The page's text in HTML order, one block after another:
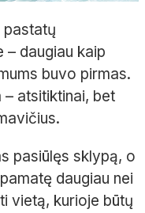
pastatų
– daugiau kaip
buvo pirmas.
– atsitiktinai, bet
pasiūlęs sklypą, o
pamatę daugiau nei
vietą, kurioje būtų